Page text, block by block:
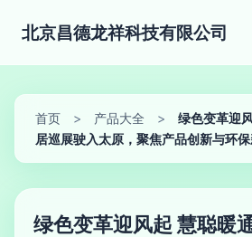
北京昌德龙祥科技有限公司
首页 > 产品大全 >
绿色变革迎
居巡展驶入太原，聚焦产品创新与环
绿色变革迎风起 慧聪暖